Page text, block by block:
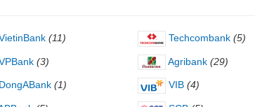
(11) Techcombank (5)
(3) Agribank (29)
DongABank (1) VIB (4)